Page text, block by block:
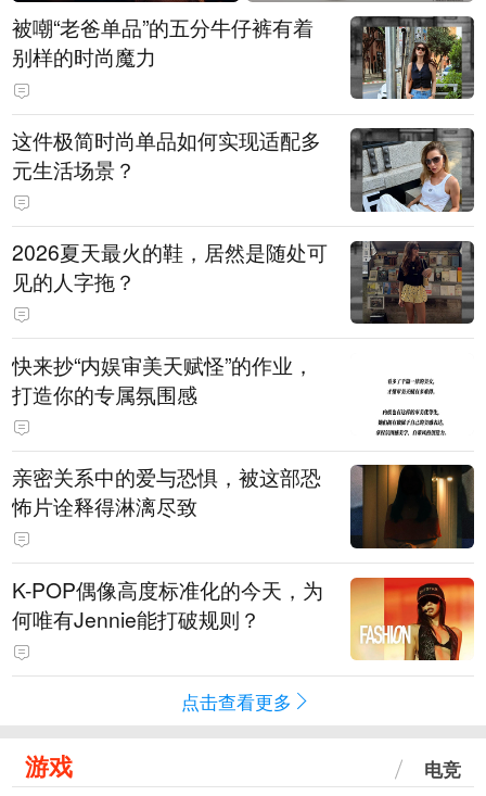
被嘲“老爸单品”的五分牛仔裤有着
别样的时尚魔力
这件极简时尚单品如何实现适配多
元生活场景？
2026夏天最火的鞋，居然是随处可
见的人字拖？
快来抄“内娱审美天赋怪”的作业，
打造你的专属氛围感
亲密关系中的爱与恐惧，被这部恐
怖片诠释得淋漓尽致
K-POP偶像高度标准化的今天，为
何唯有Jennie能打破规则？
点击查看更多
游戏 电竞